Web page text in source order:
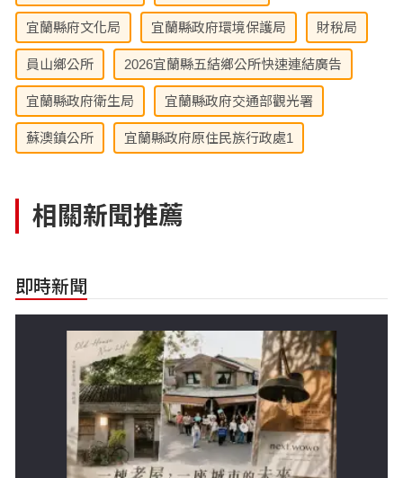
宜蘭縣府文化局 宜蘭縣政府環境保護局 財稅局
員山鄉公所 2026宜蘭縣五結鄉公所快速連結廣告
宜蘭縣政府衛生局 宜蘭縣政府交通部觀光署
蘇澳鎮公所 宜蘭縣政府原住民族行政處1
相關新聞推薦
即時新聞